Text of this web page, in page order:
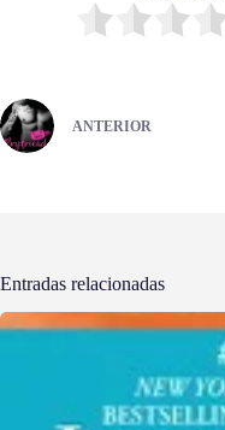
ANTERIOR
Entradas relacionadas